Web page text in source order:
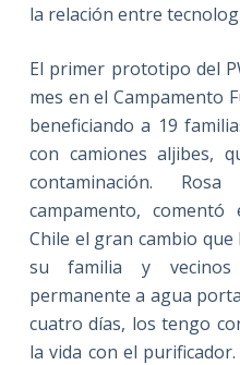
la relación entre
El primer prototipo del
mes en el Campamento
beneficiando a 19
con camiones aljibes,
contaminación.
campamento,
Chile el gran cambio
su familia y
permanente a agua
cuatro días, los tengo
la vida con el